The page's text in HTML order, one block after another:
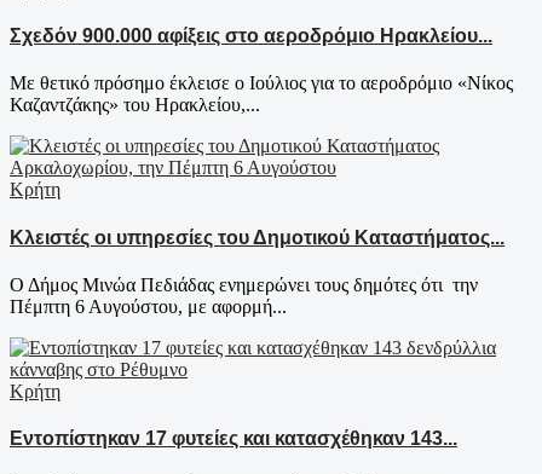
Σχεδόν 900.000 αφίξεις στο αεροδρόμιο Ηρακλείου...
Με θετικό πρόσημο έκλεισε ο Ιούλιος για το αεροδρόμιο «Νίκος
Καζαντζάκης» του Ηρακλείου,...
Κρήτη
Κλειστές οι υπηρεσίες του Δημοτικού Καταστήματος...
Ο Δήμος Μινώα Πεδιάδας ενημερώνει τους δημότες ότι την
Πέμπτη 6 Αυγούστου, με αφορμή...
Κρήτη
Εντοπίστηκαν 17 φυτείες και κατασχέθηκαν 143...